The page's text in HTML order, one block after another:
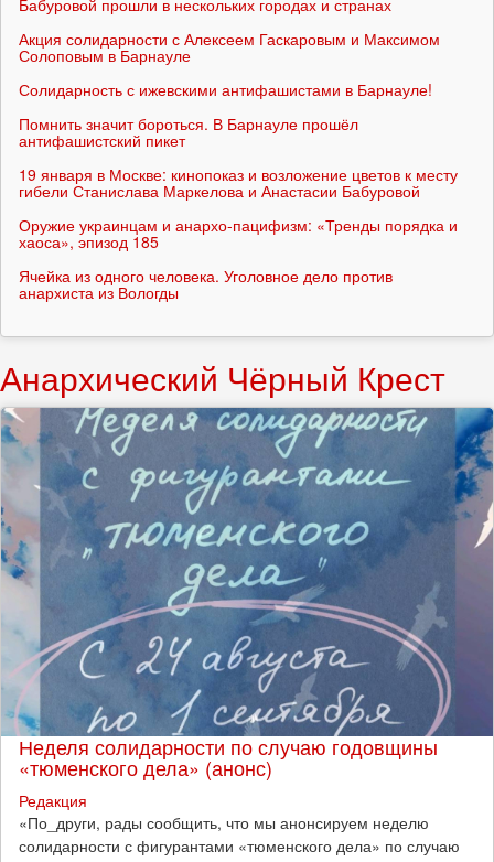
Бабуровой прошли в нескольких городах и странах
Акция солидарности с Алексеем Гаскаровым и Максимом
Солоповым в Барнауле
Солидарность с ижевскими антифашистами в Барнауле!
Помнить значит бороться. В Барнауле прошёл
антифашистский пикет
19 января в Москве: кинопоказ и возложение цветов к месту
гибели Станислава Маркелова и Анастасии Бабуровой
Оружие украинцам и анархо-пацифизм: «Тренды порядка и
хаоса», эпизод 185
Ячейка из одного человека. Уголовное дело против
анархиста из Вологды
Анархический Чёрный Крест
Неделя солидарности по случаю годовщины
«тюменского дела» (анонс)
Редакция
​«По_други, рады сообщить, что мы анонсируем неделю
солидарности с фигурантами «тюменского дела» по случаю